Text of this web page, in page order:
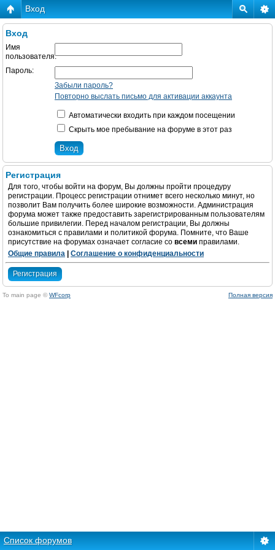
Вход
Вход
Имя
пользователя:
Пароль:
Забыли пароль?
Повторно выслать письмо для активации аккаунта
Автоматически входить при каждом посещении
Скрыть мое пребывание на форуме в этот раз
Регистрация
Для того, чтобы войти на форум, Вы должны пройти процедуру
регистрации. Процесс регистрации отнимет всего несколько минут, но
позволит Вам получить более широкие возможности. Администрация
форума может также предоставить зарегистрированным пользователям
большие привилегии. Перед началом регистрации, Вы должны
ознакомиться с правилами и политикой форума. Помните, что Ваше
присутствие на форумах означает согласие со всеми правилами.
Общие правила
Соглашение о конфиденциальности
Регистрация
To main page © WFcorp Полная версия
Список форумов